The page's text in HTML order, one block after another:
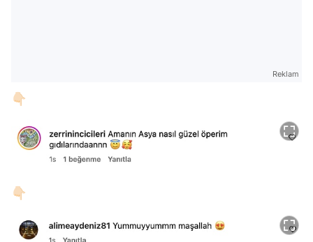
Reklam
👇🏻
👇🏻